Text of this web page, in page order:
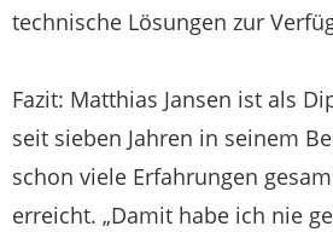
technische Lösungen zur
Fazit: Matthias Jansen ist als
seit sieben Jahren in seinem
schon viele Erfahrungen
erreicht. „Damit habe ich nie